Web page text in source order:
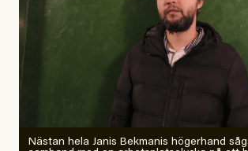
Nästan hela Janis Bekmanis högerhand